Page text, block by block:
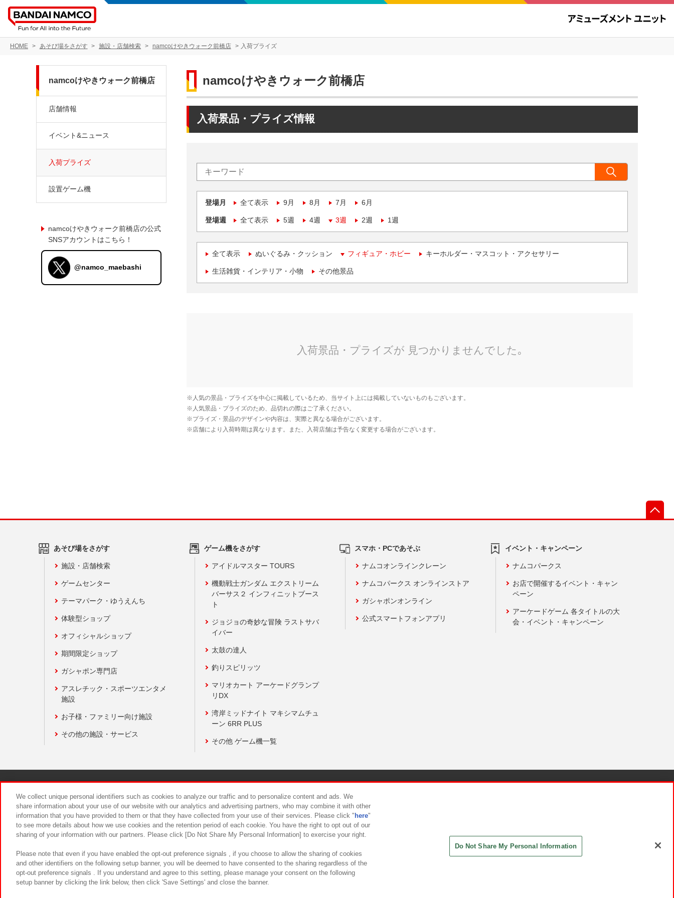
HOME あそび場をさがす 施設・店舗検索 namcoけやきウォーク前橋店 入荷プライズ
namcoけやきウォーク前橋店
入荷景品・プライズ情報
登場月 全て表示 9月 8月 7月 6月
登場週 全て表示 5週 4週 3週 2週 1週
全て表示 ぬいぐるみ・クッション フィギュア・ホビー キーホルダー・マスコット・アクセサリー
生活雑貨・インテリア・小物 その他景品
namcoけやきウォーク前橋店
店舗情報
イベント&ニュース
入荷プライズ
設置ゲーム機
namcoけやきウォーク前橋店の公式
SNSアカウントはこちら！
@namco_maebashi
あそび場をさがす
施設・店舗検索
ゲームセンター
テーマパーク・ゆうえんち
体験型ショップ
オフィシャルショップ
期間限定ショップ
ガシャポン専門店
アスレチック・スポーツエンタメ
施設
お子様・ファミリー向け施設
その他の施設・サービス
ゲーム機をさがす
アイドルマスター TOURS
機動戦士ガンダム エクストリーム
バーサス２ インフィニットブース
ト
ジョジョの奇妙な冒険 ラストサバ
イバー
太鼓の達人
釣りスピリッツ
マリオカート アーケードグランプ
リDX
湾岸ミッドナイト マキシマムチュ
ーン 6RR PLUS
その他 ゲーム機一覧
スマホ・PCであそぶ
ナムコオンラインクレーン
ナムコパークス オンラインストア
ガシャポンオンライン
公式スマートフォンアプリ
イベント・キャンペーン
ナムコパークス
お店で開催するイベント・キャン
ペーン
アーケードゲーム 各タイトルの大
会・イベント・キャンペーン
食品のご提供について カスタマーハラスメント対応方針
We collect unique personal identifiers such as cookies to analyze our traffic and to personalize content and ads. We
share information about your use of our website with our analytics and advertising partners, who may combine it with other
information that you have provided to them or that they have collected from your use of their services. Please click " here"
to see more details about how we use cookies and the retention period of each cookie. You have the right to opt out of our
sharing of your information with our partners. Please click [Do Not Share My Personal Information] to exercise your right.
Please note that even if you have enabled the opt-out preference signals , if you choose to allow the sharing of cookies
and other identifiers on the following setup banner, you will be deemed to have consented to the sharing regardless of the
opt-out preference signals . If you understand and agree to this setting, please manage your consent on the following
setup banner by clicking the link below, then click 'Save Settings' and close the banner.
Do Not Share My Personal Information